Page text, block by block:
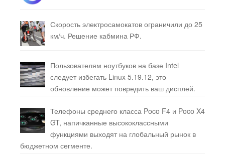
Скорость электросамокатов ограничили до 25
км/ч. Решение кабмина РФ.
Пользователям ноутбуков на базе Intel
следует избегать Linux 5.19.12, это
обновление может повредить ваш дисплей.
Телефоны среднего класса Poco F4 и Poco X4
GT, напичканные высококлассными
функциями выходят на глобальный рынок в
бюджетном сегменте.